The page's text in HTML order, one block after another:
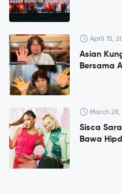
April 15,
Asian
Bersama
March 28,
Sisca
Bawa